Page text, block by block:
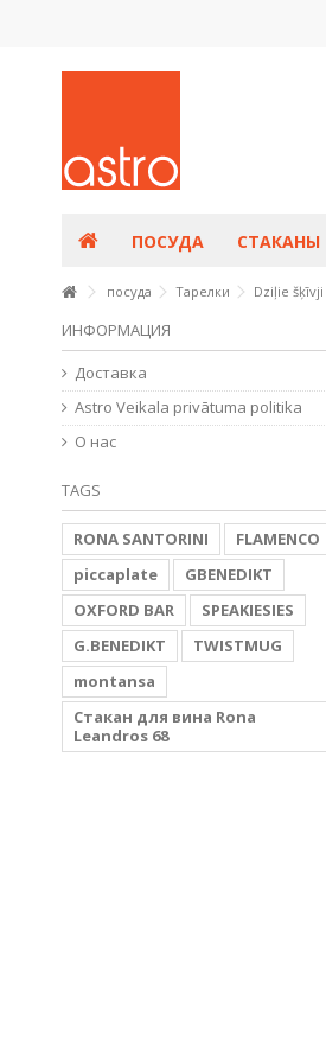
ПОСУДА СТАКАНЫ
посуда Тарелки Dziļie šķīvji
ИНФОРМАЦИЯ
Доставка
Astro Veikala privātuma politika
О нас
TAGS
RONA SANTORINI
FLAMENCO
piccaplate
GBENEDIKT
OXFORD BAR
SPEAKIESIES
G.BENEDIKT
TWISTMUG
montansa
Стакан для вина Rona
Leandros 68